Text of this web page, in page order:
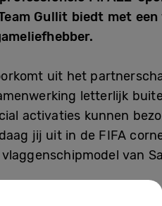
Gullit biedt met een
uit het
letterlijk
activaties kunnen
jij uit in de FIFA
van
een bijzondere